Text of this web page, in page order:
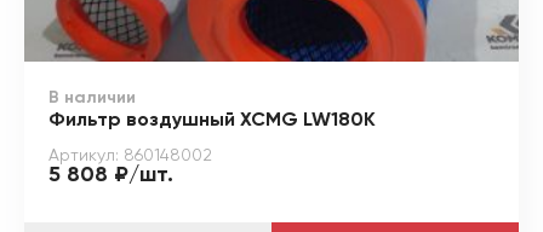
В наличии
Фильтр воздушный XCMG LW180K
Артикул: 860148002
5 808 ₽/шт.